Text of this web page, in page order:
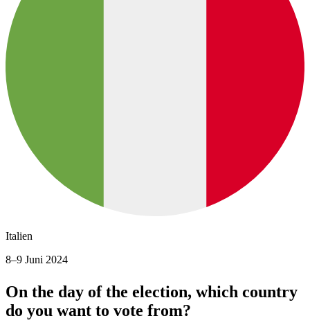
Italien
8–9 Juni 2024
On the day of the election, which country
do you want to vote from?